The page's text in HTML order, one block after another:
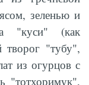
зеленью и
"куси" (как
творог "тубу",
из огурцов с
"тотхоримук",